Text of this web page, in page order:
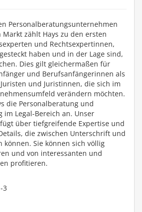
Personalberatungsunternehmen
zählt Hays zu den ersten
und Rechtsexpertinnen,
haben und in der Lage sind,
Dies gilt gleichermaßen für
und Berufsanfängerinnen als
und Juristinnen, die sich im
verändern möchten.
die Personalberatung und
im Legal-Bereich an. Unser
über tiefgreifende Expertise und
die zwischen Unterschrift und
können. Sie können sich völlig
und von interessanten und
profitieren.
3